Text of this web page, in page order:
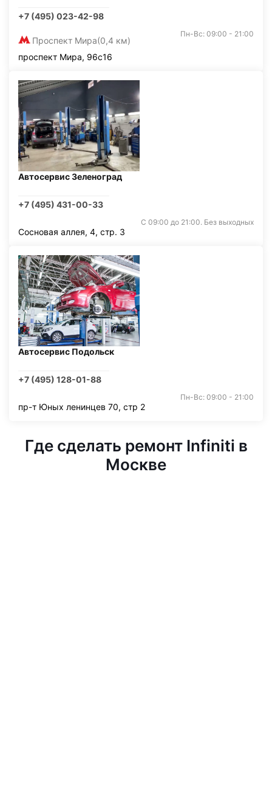
+7 (495) 023-42-98
Проспект Мира(0,4 км)
Пн-Вс: 09:00 - 21:00
проспект Мира, 96с16
Автосервис Зеленоград
+7 (495) 431-00-33
С 09:00 до 21:00. Без выходных
Сосновая аллея, 4, стр. 3
Автосервис Подольск
+7 (495) 128-01-88
Пн-Вс: 09:00 - 21:00
пр-т Юных ленинцев 70, стр 2
Где сделать ремонт Infiniti в
Москве